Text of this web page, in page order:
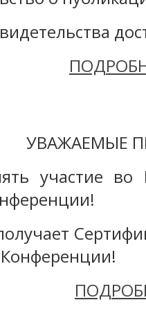
УВАЖАЕМЫЕ
участие во
Конференции!